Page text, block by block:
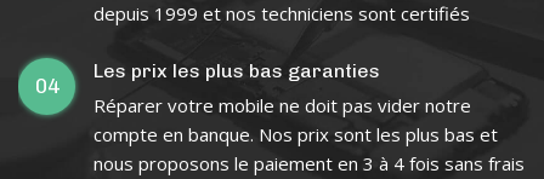
depuis 1999 et nos techniciens sont certifiés
04
Les prix les plus bas garanties
Réparer votre mobile ne doit pas vider notre
compte en banque. Nos prix sont les plus bas et
nous proposons le paiement en 3 à 4 fois sans frais